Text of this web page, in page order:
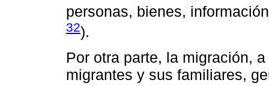
personas, bienes,
32).
Por otra parte, la migración,
migrantes y sus familiares,